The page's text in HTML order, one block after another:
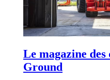
Le magazine
Ground